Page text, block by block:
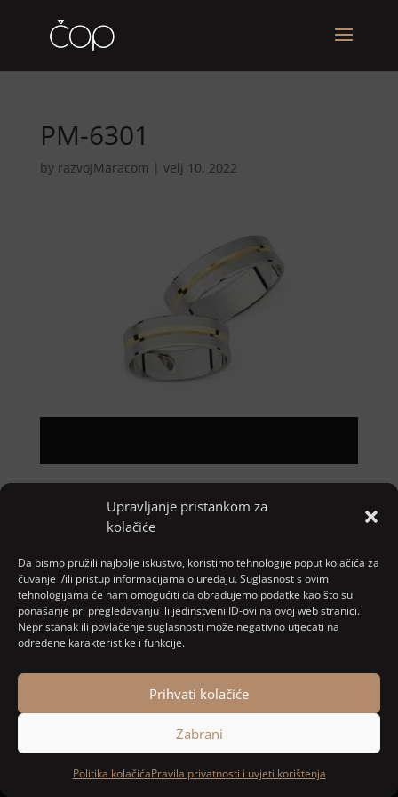
Upravljanje pristankom za
kolačiće
Da bismo pružili najbolje iskustvo, koristimo tehnologije poput kolačića za
čuvanje i/ili pristup informacijama o uređaju. Suglasnost s ovim
tehnologijama će nam omogućiti da obrađujemo podatke kao što su
ponašanje pri pregledavanju ili jedinstveni ID-ovi na ovoj web stranici.
Nepristanak ili povlačenje suglasnosti može negativno utjecati na
određene karakteristike i funkcije.
Prihvati kolačiće
Zabrani
Politika kolačićaPravila privatnosti i uvjeti korištenja
PM-6301
by razvojMaracom | velj 10, 2022
Nove objave
Najnoviji komentari
Nema komentara za prikaz.
Designed and developed by